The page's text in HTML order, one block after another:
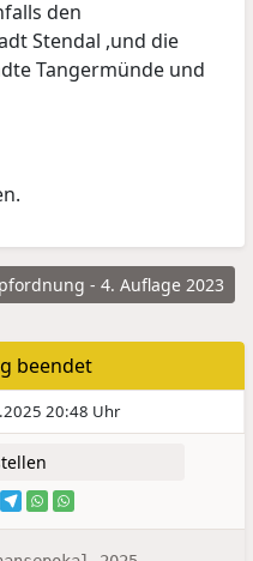
den
Stendal ,und die
Tangermünde und
- 4. Auflage 2023
beendet
20:48 Uhr